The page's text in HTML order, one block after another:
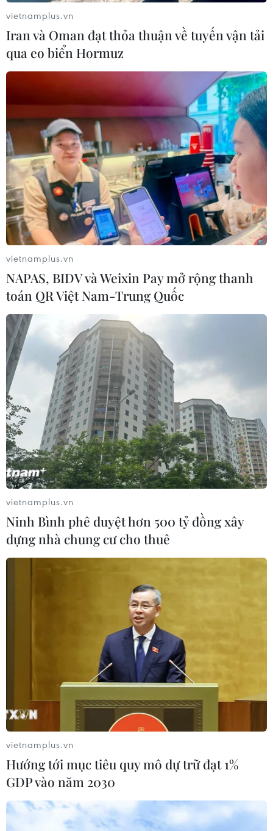
vietnamplus.vn
Iran và Oman đạt thỏa thuận về tuyến vận tải
qua eo biển Hormuz
vietnamplus.vn
NAPAS, BIDV và Weixin Pay mở rộng thanh
toán QR Việt Nam-Trung Quốc
vietnamplus.vn
Ninh Bình phê duyệt hơn 500 tỷ đồng xây
dựng nhà chung cư cho thuê
vietnamplus.vn
Hướng tới mục tiêu quy mô dự trữ đạt 1%
GDP vào năm 2030